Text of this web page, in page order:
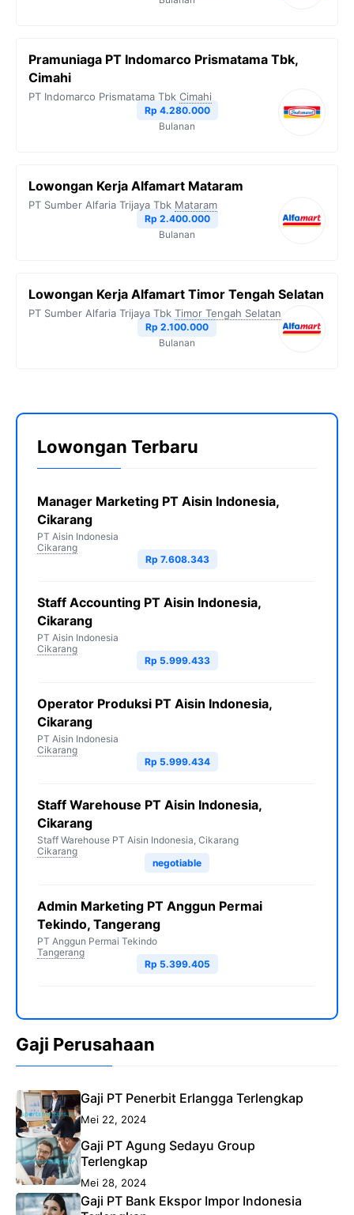
Pramuniaga PT Indomarco Prismatama Tbk,
Cimahi
PT Indomarco Prismatama Tbk Cimahi
Rp 4.280.000
Bulanan
Lowongan Kerja Alfamart Mataram
PT Sumber Alfaria Trijaya Tbk Mataram
Rp 2.400.000
Bulanan
Lowongan Kerja Alfamart Timor Tengah Selatan
PT Sumber Alfaria Trijaya Tbk Timor Tengah Selatan
Rp 2.100.000
Bulanan
Lowongan Terbaru
Manager Marketing PT Aisin Indonesia,
Cikarang
PT Aisin Indonesia
Cikarang
Rp 7.608.343
Staff Accounting PT Aisin Indonesia,
Cikarang
PT Aisin Indonesia
Cikarang
Rp 5.999.433
Operator Produksi PT Aisin Indonesia,
Cikarang
PT Aisin Indonesia
Cikarang
Rp 5.999.434
Staff Warehouse PT Aisin Indonesia,
Cikarang
Staff Warehouse PT Aisin Indonesia, Cikarang
Cikarang
negotiable
Admin Marketing PT Anggun Permai
Tekindo, Tangerang
PT Anggun Permai Tekindo
Tangerang
Rp 5.399.405
Gaji Perusahaan
Gaji PT Penerbit Erlangga Terlengkap
Mei 22, 2024
Gaji PT Agung Sedayu Group
Terlengkap
Mei 28, 2024
Gaji PT Bank Ekspor Impor Indonesia